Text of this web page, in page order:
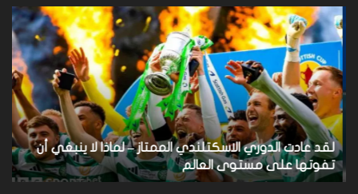
لقد
عادت
الدوري
الاسكتلندي
الممتاز
–
لماذا
لا
ينبغي
أن
تفوتها
لقد عادت الدوري الاسكتلندي الممتاز – لماذا لا ينبغي أن
تفوتها على مستوى العالم